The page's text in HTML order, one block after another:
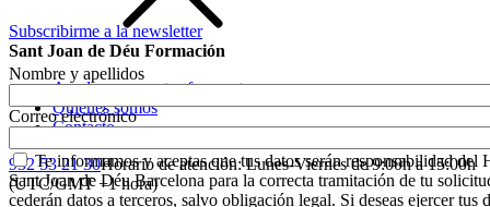
Nombre y apellidos
Correo electrónico
Te informamos y aceptas que tus datos serán responsabilidad del
Sant Joan de Déu Barcelona para la correcta tramitación de tu
cederán datos a terceros, salvo obligación legal. Si deseas ejercer tus
Subscribirme a la newsletter
Sant Joan de Déu Formación
Ayuda y preguntas frecuentes
Quiénes somos
Contacto
932 53 21 30Horario de atención: Lunes-Viernes de 9:00h a 15:00h
(UTC/GMT +1 hora)